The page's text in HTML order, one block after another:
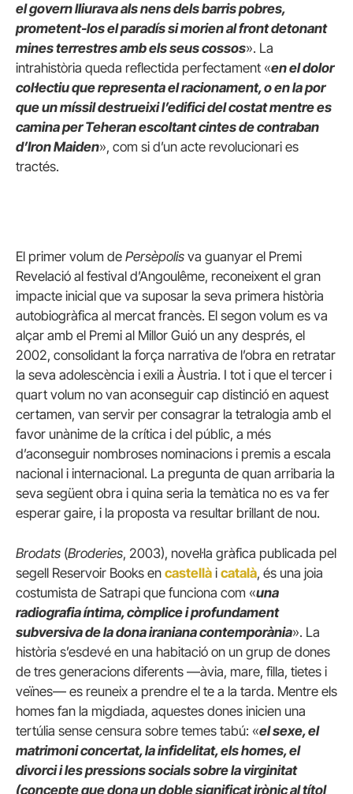
el govern lliurava als nens dels barris pobres,
prometent-los el paradís si morien al front detonant
mines terrestres amb els seus cossos». La
intrahistòria queda reflectida perfectament «en el dolor
col·lectiu que representa el racionament, o en la por
que un míssil destrueixi l’edifici del costat mentre es
camina per Teheran escoltant cintes de contraban
d’Iron Maiden», com si d’un acte revolucionari es
tractés.
El primer volum de Persèpolis va guanyar el Premi
Revelació al festival d’Angoulême, reconeixent el gran
impacte inicial que va suposar la seva primera història
autobiogràfica al mercat francès. El segon volum es va
alçar amb el Premi al Millor Guió un any després, el
2002, consolidant la força narrativa de l’obra en retratar
la seva adolescència i exili a Àustria. I tot i que el tercer i
quart volum no van aconseguir cap distinció en aquest
certamen, van servir per consagrar la tetralogia amb el
favor unànime de la crítica i del públic, a més
d’aconseguir nombroses nominacions i premis a escala
nacional i internacional. La pregunta de quan arribaria la
seva següent obra i quina seria la temàtica no es va fer
esperar gaire, i la proposta va resultar brillant de nou.
Brodats (Broderies, 2003), novel·la gràfica publicada pel
segell Reservoir Books en castellà i català, és una joia
costumista de Satrapi que funciona com «una
radiografia íntima, còmplice i profundament
subversiva de la dona iraniana contemporània». La
història s’esdevé en una habitació on un grup de dones
de tres generacions diferents —àvia, mare, filla, tietes i
veïnes— es reuneix a prendre el te a la tarda. Mentre els
homes fan la migdiada, aquestes dones inicien una
tertúlia sense censura sobre temes tabú: «el sexe, el
matrimoni concertat, la infidelitat, els homes, el
divorci i les pressions socials sobre la virginitat
(concepte que dona un doble significat irònic al títol